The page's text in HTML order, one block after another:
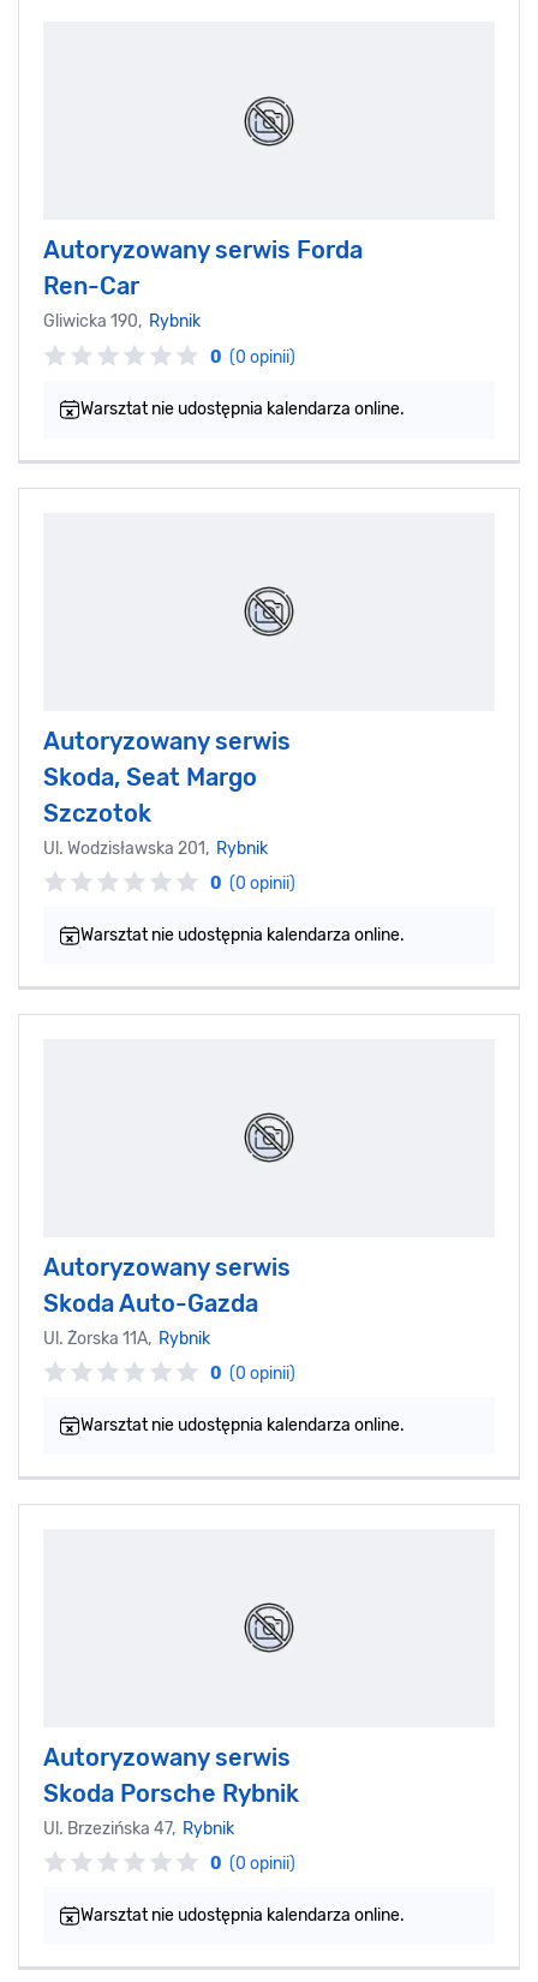
Autoryzowany serwis Forda
Ren-Car
Gliwicka 190, Rybnik
0 (0 opinii)
Warsztat nie udostępnia kalendarza online.
Autoryzowany serwis
Skoda, Seat Margo
Szczotok
Ul. Wodzisławska 201, Rybnik
0 (0 opinii)
Warsztat nie udostępnia kalendarza online.
Autoryzowany serwis
Skoda Auto-Gazda
Ul. Żorska 11A, Rybnik
0 (0 opinii)
Warsztat nie udostępnia kalendarza online.
Autoryzowany serwis
Skoda Porsche Rybnik
Ul. Brzezińska 47, Rybnik
0 (0 opinii)
Warsztat nie udostępnia kalendarza online.